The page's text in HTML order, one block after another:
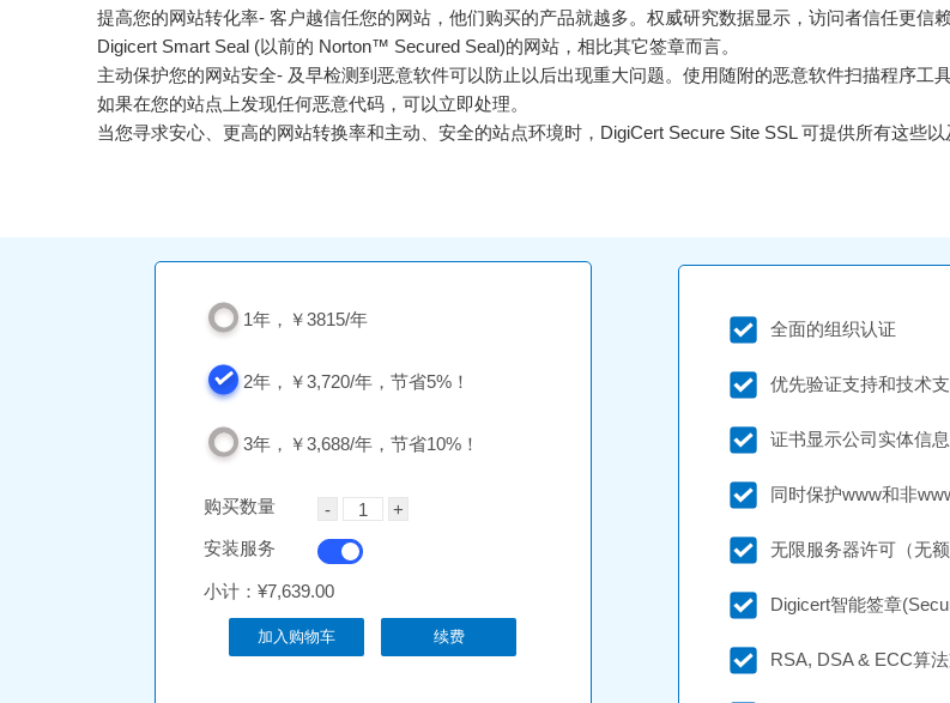
提高您的网站转化率- 客户越信任您的网站，他们购买的产品就越多。权威研究数据显示，访问者信任更信
Digicert Smart Seal (以前的 Norton™ Secured Seal)的网站，相比其它签章而言。
主动保护您的网站安全- 及早检测到恶意软件可以防止以后出现重大问题。使用随附的恶意软件扫描程序工
如果在您的站点上发现任何恶意代码，可以立即处理。
当您寻求安心、更高的网站转换率和主动、安全的站点环境时，DigiCert Secure Site SSL 可提供所有这些以
1年，￥3815/年
2年，￥3,720/年，节省5%！
3年，￥3,688/年，节省10%！
购买数量
安装服务
小计：¥7,639.00
加入购物车 续费
全面的组织认证
优先验证支持和技术
证书显示公司实体信息
同时保护www和非
无限服务器许可（无额
Digicert智能签章
RSA, DSA & ECC算